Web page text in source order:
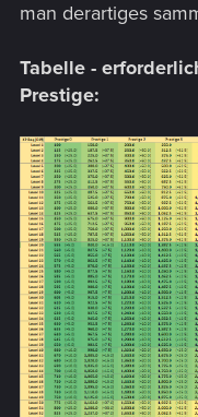
man derartiges
Tabelle -
Prestige: